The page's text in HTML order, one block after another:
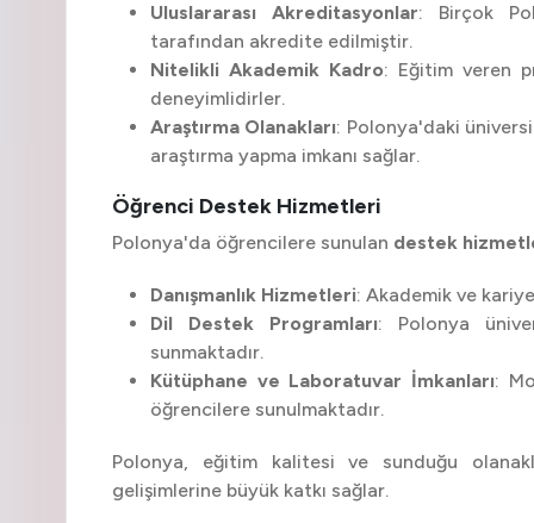
Uluslararası Akreditasyonlar: Birçok
tarafından akredite edilmiştir.
Nitelikli Akademik Kadro: Eğitim veren
deneyimlidirler.
Araştırma Olanakları: Polonya'daki
araştırma yapma imkanı sağlar.
Öğrenci Destek Hizmetleri
Polonya'da öğrencilere sunulan destek
Danışmanlık Hizmetleri: Akademik ve
Dil Destek Programları: Polonya
sunmaktadır.
Kütüphane ve Laboratuvar İmkanları:
öğrencilere sunulmaktadır.
Polonya, eğitim kalitesi ve sunduğu
gelişimlerine büyük katkı sağlar.